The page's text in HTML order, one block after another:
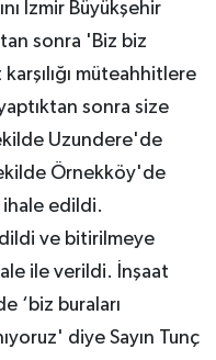
İzmir Büyükşehir
sonra 'Biz biz
müteahhitlere
sonra size
Uzundere'de
Örnekköy'de
edildi.
ve bitirilmeye
ile verildi. İnşaat
‘biz buraları
diye Sayın Tunç